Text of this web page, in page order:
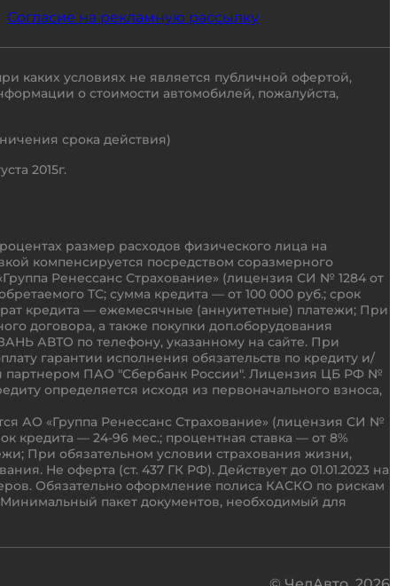
Согласие на рекламную рассылку
каких условиях не является публичной офертой,
о стоимости автомобилей, пожалуйста,
срока действия)
2015г.
размер расходов физического лица на
компенсируется посредством соразмерного
Ренессанс Страхование» (лицензия СИ № 1284 от
ТС; сумма кредита — от 100 000 руб.; срок
кредита — ежемесячные (аннуитетные) платежи; При
договора, а также покупки доп.оборудования
АВТО по телефону, указанному на сайте. При
гарантии исполнения обязательств по кредиту и/
партнером ПАО "Сбербанк России". Лицензия ЦБ РФ №
определяется исходя из первоначального взноса,
АО «Группа Ренессанс Страхование» (лицензия СИ №
кредита — 24-96 мес.; процентная ставка — от 8%
При обязательном условии страхования жизни,
Не оферта (ст. 437 ГК РФ). Действует до 01.01.2023 на
Обязательно оформление полиса КАСКО по рискам
пакет документов, необходимый для